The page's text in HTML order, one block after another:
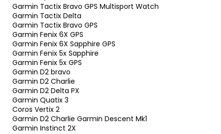
Garmin Tactix Bravo GPS Multisport Watch
Garmin Tactix Delta
Garmin Tactix Bravo GPS
Garmin Fenix 6X GPS
Garmin Fenix 6X Sapphire GPS
Garmin Fenix 5x Sapphire
Garmin Fenix 5x GPS
Garmin D2 bravo
Garmin D2 Charlie
Garmin D2 Delta PX
Garmin Quatix 3
Coros Vertix 2
Garmin D2 Charlie Garmin Descent Mk1
Garmin Instinct 2X